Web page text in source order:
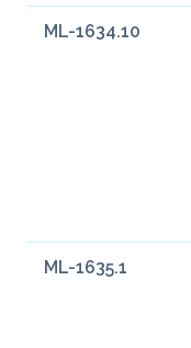
ML-1634.10
ML-1635.1